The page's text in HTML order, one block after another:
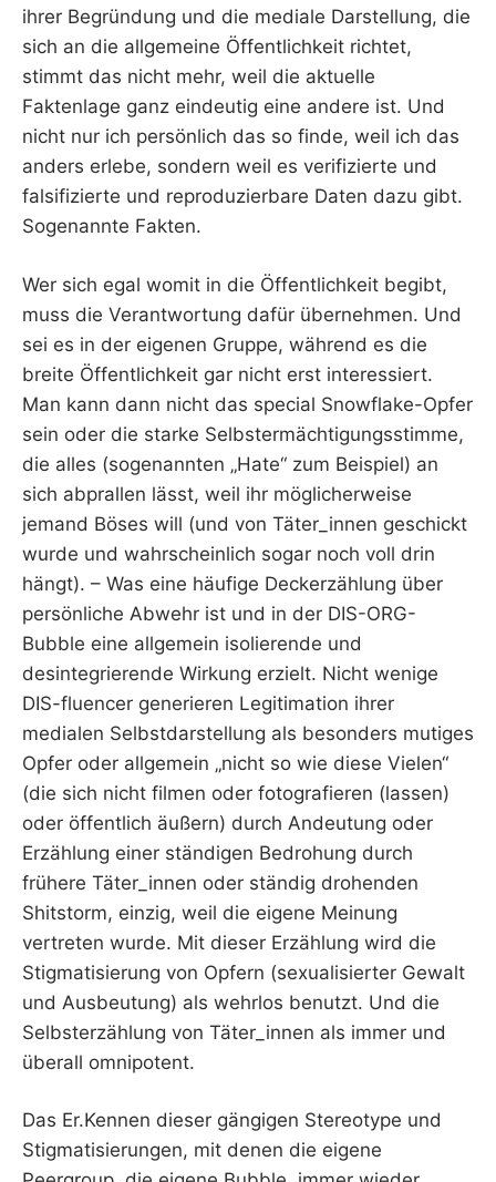
ihrer Begründung und die mediale Darstellung, die
sich an die allgemeine Öffentlichkeit richtet,
stimmt das nicht mehr, weil die aktuelle
Faktenlage ganz eindeutig eine andere ist. Und
nicht nur ich persönlich das so finde, weil ich das
anders erlebe, sondern weil es verifizierte und
falsifizierte und reproduzierbare Daten dazu gibt.
Sogenannte Fakten.
Wer sich egal womit in die Öffentlichkeit begibt,
muss die Verantwortung dafür übernehmen. Und
sei es in der eigenen Gruppe, während es die
breite Öffentlichkeit gar nicht erst interessiert.
Man kann dann nicht das special Snowflake-Opfer
sein oder die starke Selbstermächtigungsstimme,
die alles (sogenannten „Hate“ zum Beispiel) an
sich abprallen lässt, weil ihr möglicherweise
jemand Böses will (und von Täter_innen geschickt
wurde und wahrscheinlich sogar noch voll drin
hängt). – Was eine häufige Deckerzählung über
persönliche Abwehr ist und in der DIS-ORG-
Bubble eine allgemein isolierende und
desintegrierende Wirkung erzielt. Nicht wenige
DIS-fluencer generieren Legitimation ihrer
medialen Selbstdarstellung als besonders mutiges
Opfer oder allgemein „nicht so wie diese Vielen“
(die sich nicht filmen oder fotografieren (lassen)
oder öffentlich äußern) durch Andeutung oder
Erzählung einer ständigen Bedrohung durch
frühere Täter_innen oder ständig drohenden
Shitstorm, einzig, weil die eigene Meinung
vertreten wurde. Mit dieser Erzählung wird die
Stigmatisierung von Opfern (sexualisierter Gewalt
und Ausbeutung) als wehrlos benutzt. Und die
Selbsterzählung von Täter_innen als immer und
überall omnipotent.
Das Er.Kennen dieser gängigen Stereotype und
Stigmatisierungen, mit denen die eigene